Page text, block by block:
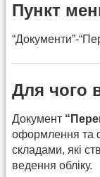
Пункт
“Документи”-
Для чого
Документ
оформлення та
складами, які
ведення обліку.